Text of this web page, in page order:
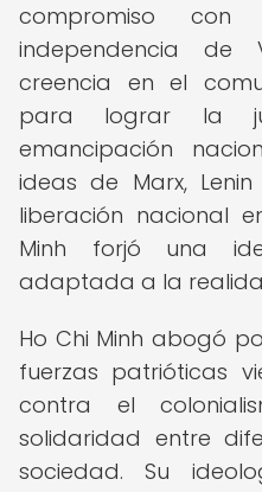
compromiso
independencia
creencia en el
para lograr la
emancipación
ideas de Marx,
liberación nacional
Minh forjó una
adaptada a la
Ho Chi Minh abogó
fuerzas patrióticas
contra el
solidaridad entre
sociedad. Su